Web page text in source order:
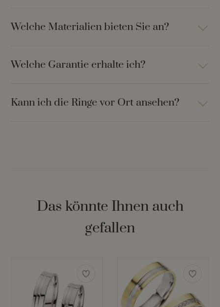
Welche Materialien bieten Sie an?
Welche Garantie erhalte ich?
Kann ich die Ringe vor Ort ansehen?
Das könnte Ihnen auch
gefallen
mehrere
Produkt
weist
mehrere